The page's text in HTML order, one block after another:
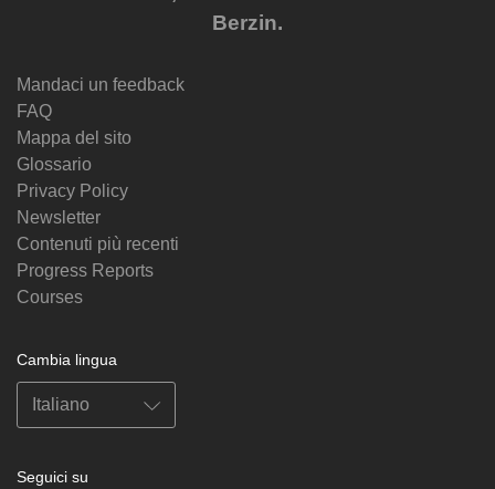
Berzin.
Mandaci un feedback
FAQ
Mappa del sito
Glossario
Privacy Policy
Newsletter
Contenuti più recenti
Progress Reports
Courses
Cambia lingua
Seguici su